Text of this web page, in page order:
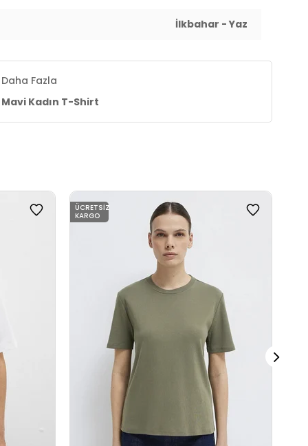
İlkbahar - Yaz
Daha Fazla
Mavi Kadın T-Shirt
ÜCRETSIZ
KARGO